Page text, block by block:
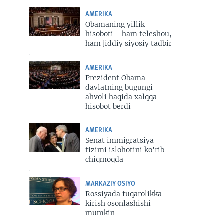
AMERIKA
Obamaning yillik
hisoboti - ham teleshou,
ham jiddiy siyosiy tadbir
AMERIKA
Prezident Obama
davlatning bugungi
ahvoli haqida xalqqa
hisobot berdi
AMERIKA
Senat immigratsiya
tizimi islohotini ko'rib
chiqmoqda
MARKAZIY OSIYO
Rossiyada fuqarolikka
kirish osonlashishi
mumkin